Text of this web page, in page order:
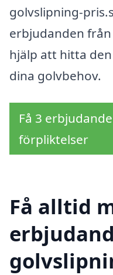
golvslipning-
erbjudanden
hjälp att hitta
dina golvbehov.
Få 3
förpliktelser
Få alltid